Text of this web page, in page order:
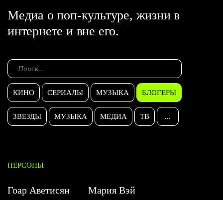
Медиа о поп-культуре, жизни в
интернете и вне его.
КИНО СЕРИАЛЫ МУЗЫКА БЛОГЕРЫ
ЗВЕЗДЫ МУЗЫКА МЕДИА ТВ ...
ПЕРСОНЫ
Гоар Аветисян
Мария Вэй